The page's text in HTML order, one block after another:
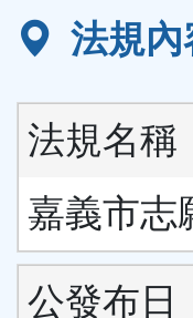
法規內
法規名稱
嘉義市志
公發布日